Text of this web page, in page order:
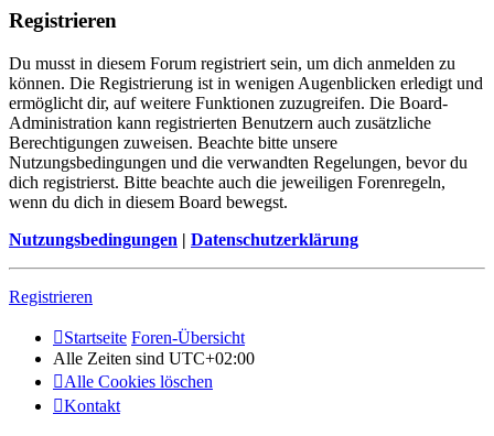
Registrieren
Du musst in diesem Forum registriert sein, um dich anmelden zu
können. Die Registrierung ist in wenigen Augenblicken erledigt und
ermöglicht dir, auf weitere Funktionen zuzugreifen. Die Board-
Administration kann registrierten Benutzern auch zusätzliche
Berechtigungen zuweisen. Beachte bitte unsere
Nutzungsbedingungen und die verwandten Regelungen, bevor du
dich registrierst. Bitte beachte auch die jeweiligen Forenregeln,
wenn du dich in diesem Board bewegst.
Nutzungsbedingungen | Datenschutzerklärung
Registrieren
Startseite Foren-Übersicht
Alle Zeiten sind UTC+02:00
Alle Cookies löschen
Kontakt